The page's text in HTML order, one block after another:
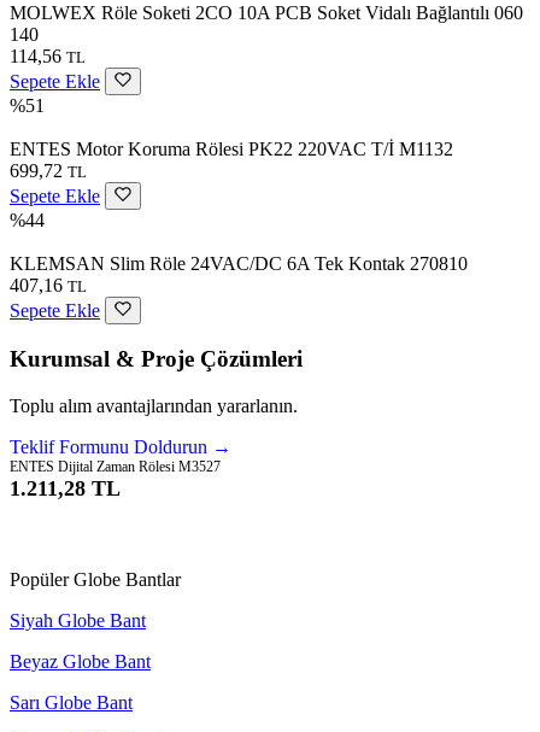
MOLWEX Röle Soketi 2CO 10A PCB Soket Vidalı Bağlantılı 060
140
114,56 TL
Sepete Ekle
%51
ENTES Motor Koruma Rölesi PK22 220VAC T/İ M1132
699,72 TL
Sepete Ekle
%44
KLEMSAN Slim Röle 24VAC/DC 6A Tek Kontak 270810
407,16 TL
Sepete Ekle
Kurumsal & Proje Çözümleri
Toplu alım avantajlarından yararlanın.
Teklif Formunu Doldurun →
ENTES Dijital Zaman Rölesi M3527
1.211,28 TL
Popüler Globe Bantlar
Siyah Globe Bant
Beyaz Globe Bant
Sarı Globe Bant